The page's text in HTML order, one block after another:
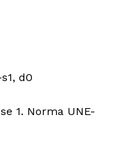
d0
1. Norma UNE-